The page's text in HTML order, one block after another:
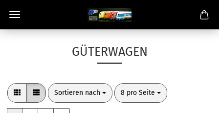
GÜTERWAGEN
Sortieren nach
Sortieren nach 8 pro Seite
pro Seite